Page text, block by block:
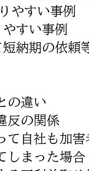
やすい事例
すい事例
納期の依頼
の違い
反の関係
て自社も加害
しまった場合